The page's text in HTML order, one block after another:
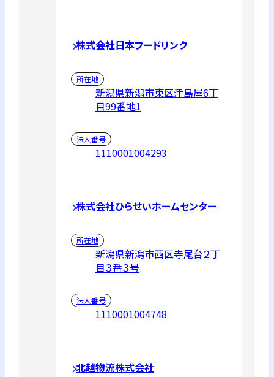
株式会社日本フードリンク
所在地
新潟県新潟市東区津島屋6丁
目99番地1
法人番号
1110001004293
株式会社ひらせいホームセンター
所在地
新潟県新潟市西区寺尾台２丁
目３番３号
法人番号
1110001004748
北越物流株式会社